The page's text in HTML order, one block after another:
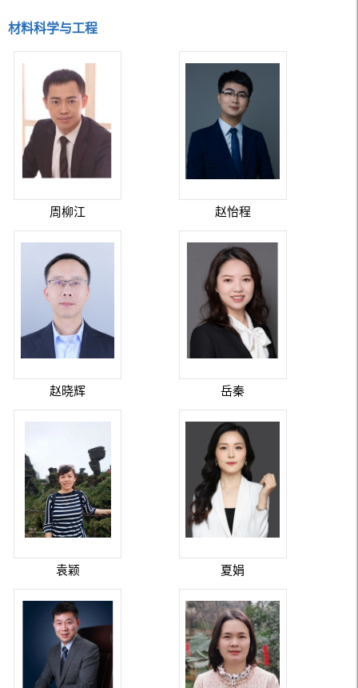
材料科学与工程
周柳江 赵怡程
赵晓辉 岳秦
袁颖 夏娟